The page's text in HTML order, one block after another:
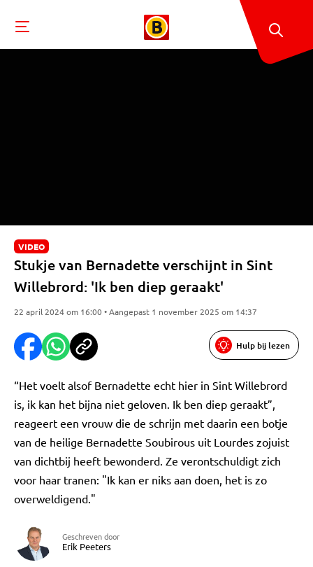
VIDEO
Stukje van Bernadette verschijnt in Sint
Willebrord: 'Ik ben diep geraakt'
22 april 2024 om 16:00 • Aangepast 1 november 2025 om 14:37
Hulp bij lezen
“Het voelt alsof Bernadette echt hier in Sint Willebrord
is, ik kan het bijna niet geloven. Ik ben diep geraakt”,
reageert een vrouw die de schrijn met daarin een botje
van de heilige Bernadette Soubirous uit Lourdes zojuist
van dichtbij heeft bewonderd. Ze verontschuldigt zich
voor haar tranen: "Ik kan er niks aan doen, het is zo
overweldigend."
Geschreven door
Erik Peeters